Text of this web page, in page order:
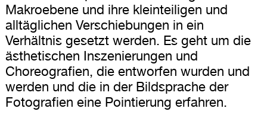
Makroebene und ihre kleinteiligen und
alltäglichen Verschiebungen in ein
Verhältnis gesetzt werden. Es geht um die
ästhetischen Inszenierungen und
Choreografien, die entworfen wurden und
werden und die in der Bildsprache der
Fotografien eine Pointierung erfahren.